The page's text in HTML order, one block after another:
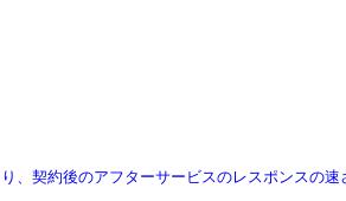
契約後のアフターサービスのレスポンスの速